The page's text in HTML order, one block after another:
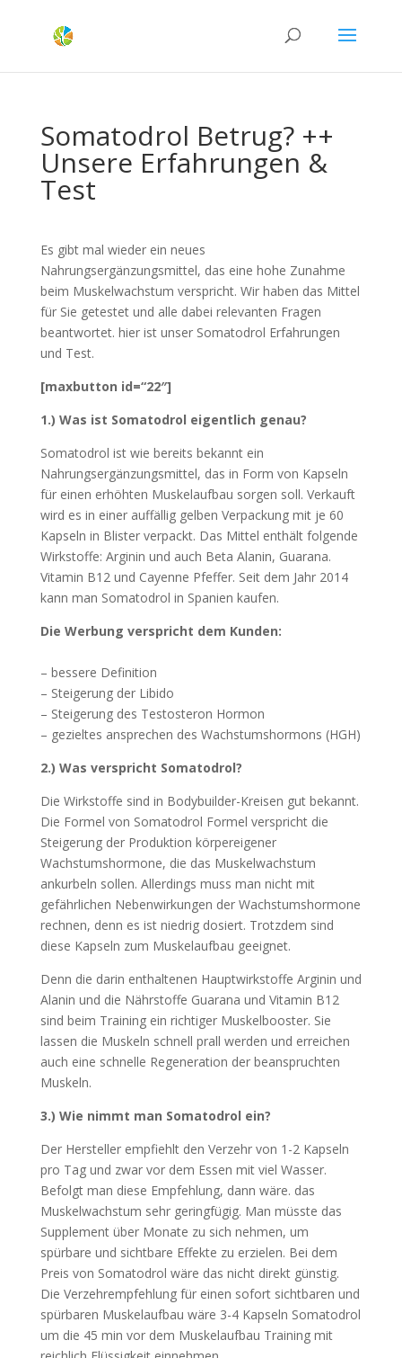
Somatodrol Betrug? ++
Unsere Erfahrungen &
Test
Es gibt mal wieder ein neues
Nahrungsergänzungsmittel, das eine hohe Zunahme
beim Muskelwachstum verspricht. Wir haben das Mittel
für Sie getestet und alle dabei relevanten Fragen
beantwortet. hier ist unser Somatodrol Erfahrungen
und Test.
[maxbutton id=“22″]
1.) Was ist Somatodrol eigentlich genau?
Somatodrol ist wie bereits bekannt ein
Nahrungsergänzungsmittel, das in Form von Kapseln
für einen erhöhten Muskelaufbau sorgen soll. Verkauft
wird es in einer auffällig gelben Verpackung mit je 60
Kapseln in Blister verpackt. Das Mittel enthält folgende
Wirkstoffe: Arginin und auch Beta Alanin, Guarana.
Vitamin B12 und Cayenne Pfeffer. Seit dem Jahr 2014
kann man Somatodrol in Spanien kaufen.
Die Werbung verspricht dem Kunden:
– bessere Definition
– Steigerung der Libido
– Steigerung des Testosteron Hormon
– gezieltes ansprechen des Wachstumshormons (HGH)
2.) Was verspricht Somatodrol?
Die Wirkstoffe sind in Bodybuilder-Kreisen gut bekannt.
Die Formel von Somatodrol Formel verspricht die
Steigerung der Produktion körpereigener
Wachstumshormone, die das Muskelwachstum
ankurbeln sollen. Allerdings muss man nicht mit
gefährlichen Nebenwirkungen der Wachstumshormone
rechnen, denn es ist niedrig dosiert. Trotzdem sind
diese Kapseln zum Muskelaufbau geeignet.
Denn die darin enthaltenen Hauptwirkstoffe Arginin und
Alanin und die Nährstoffe Guarana und Vitamin B12
sind beim Training ein richtiger Muskelbooster. Sie
lassen die Muskeln schnell prall werden und erreichen
auch eine schnelle Regeneration der beanspruchten
Muskeln.
3.) Wie nimmt man Somatodrol ein?
Der Hersteller empfiehlt den Verzehr von 1-2 Kapseln
pro Tag und zwar vor dem Essen mit viel Wasser.
Befolgt man diese Empfehlung, dann wäre. das
Muskelwachstum sehr geringfügig. Man müsste das
Supplement über Monate zu sich nehmen, um
spürbare und sichtbare Effekte zu erzielen. Bei dem
Preis von Somatodrol wäre das nicht direkt günstig.
Die Verzehrempfehlung für einen sofort sichtbaren und
spürbaren Muskelaufbau wäre 3-4 Kapseln Somatodrol
um die 45 min vor dem Muskelaufbau Training mit